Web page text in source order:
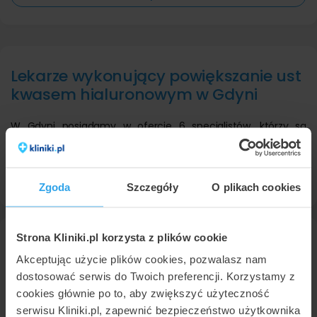
Zgoda Szczegóły O plikach cookies
Strona Kliniki.pl korzysta z plików cookie
Akceptując użycie plików cookies, pozwalasz nam
dostosować serwis do Twoich preferencji. Korzystamy z
cookies głównie po to, aby zwiększyć użyteczność
serwisu Kliniki.pl, zapewnić bezpieczeństwo użytkownika
Lekarze wykonujący powiększanie ust
kwasem hialuronowym w Gdyni
W Gdyni posiadamy w ofercie 6 specjalistów, którzy są
ekspertami od tej usługi. Lekarze przyjmują pacjentów w 16
różnych placówkach. Usługa powiększanie ust kwasem w
wykonującego zabiegi medycyny estetycznej.
lek. Damian Drążewski
wPro-Age Esthetic
10
Powiększanie ust kwasem hialuronowym• od 1000 zł
Konsultacja w zakresie medycyny estetycznej